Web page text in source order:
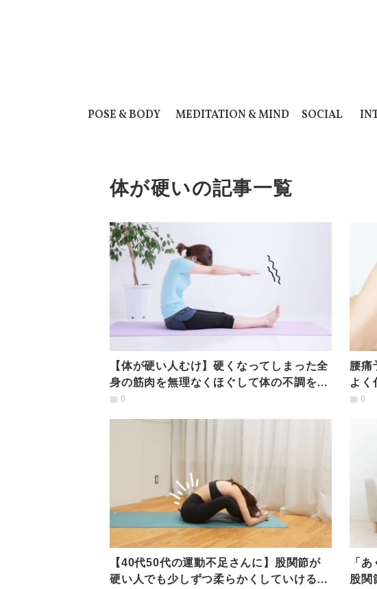
POSE & BODY MEDITATION & MIND SOCIAL
体が硬いの記事一覧
【体が硬い人むけ】硬くなってしまった全
身の筋肉を無理なくほぐして体の不調を和
らげる簡単ストレッチ
0
腰痛
よく
トレ
0
【40代50代の運動不足さんに】股関節が
硬い人でも少しずつ柔らかくしていける易
「
股関